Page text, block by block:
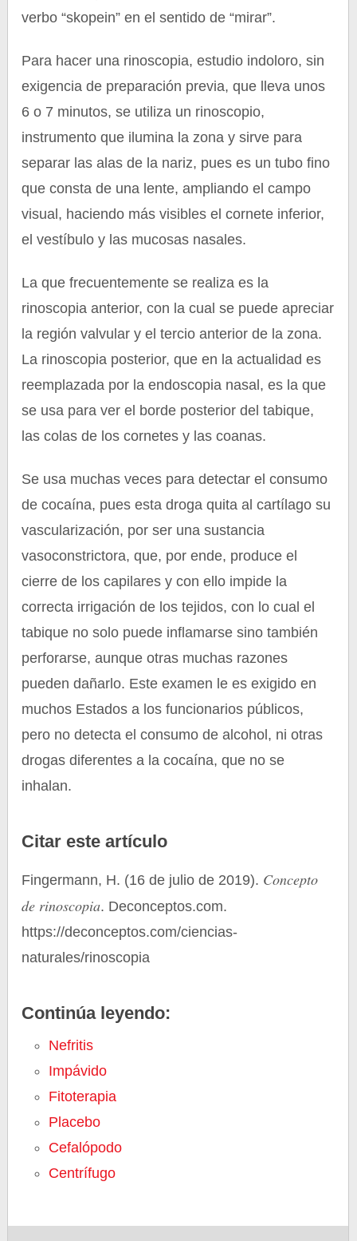
verbo “skopein” en el sentido de “mirar”.
Para hacer una rinoscopia, estudio indoloro, sin
exigencia de preparación previa, que lleva unos
6 o 7 minutos, se utiliza un rinoscopio,
instrumento que ilumina la zona y sirve para
separar las alas de la nariz, pues es un tubo fino
que consta de una lente, ampliando el campo
visual, haciendo más visibles el cornete inferior,
el vestíbulo y las mucosas nasales.
La que frecuentemente se realiza es la
rinoscopia anterior, con la cual se puede apreciar
la región valvular y el tercio anterior de la zona.
La rinoscopia posterior, que en la actualidad es
reemplazada por la endoscopia nasal, es la que
se usa para ver el borde posterior del tabique,
las colas de los cornetes y las coanas.
Se usa muchas veces para detectar el consumo
de cocaína, pues esta droga quita al cartílago su
vascularización, por ser una sustancia
vasoconstrictora, que, por ende, produce el
cierre de los capilares y con ello impide la
correcta irrigación de los tejidos, con lo cual el
tabique no solo puede inflamarse sino también
perforarse, aunque otras muchas razones
pueden dañarlo. Este examen le es exigido en
muchos Estados a los funcionarios públicos,
pero no detecta el consumo de alcohol, ni otras
drogas diferentes a la cocaína, que no se
inhalan.
Citar este artículo
Fingermann, H. (16 de julio de 2019). Concepto
de rinoscopia. Deconceptos.com.
https://deconceptos.com/ciencias-
naturales/rinoscopia
Continúa leyendo:
Nefritis
Impávido
Fitoterapia
Placebo
Cefalópodo
Centrífugo